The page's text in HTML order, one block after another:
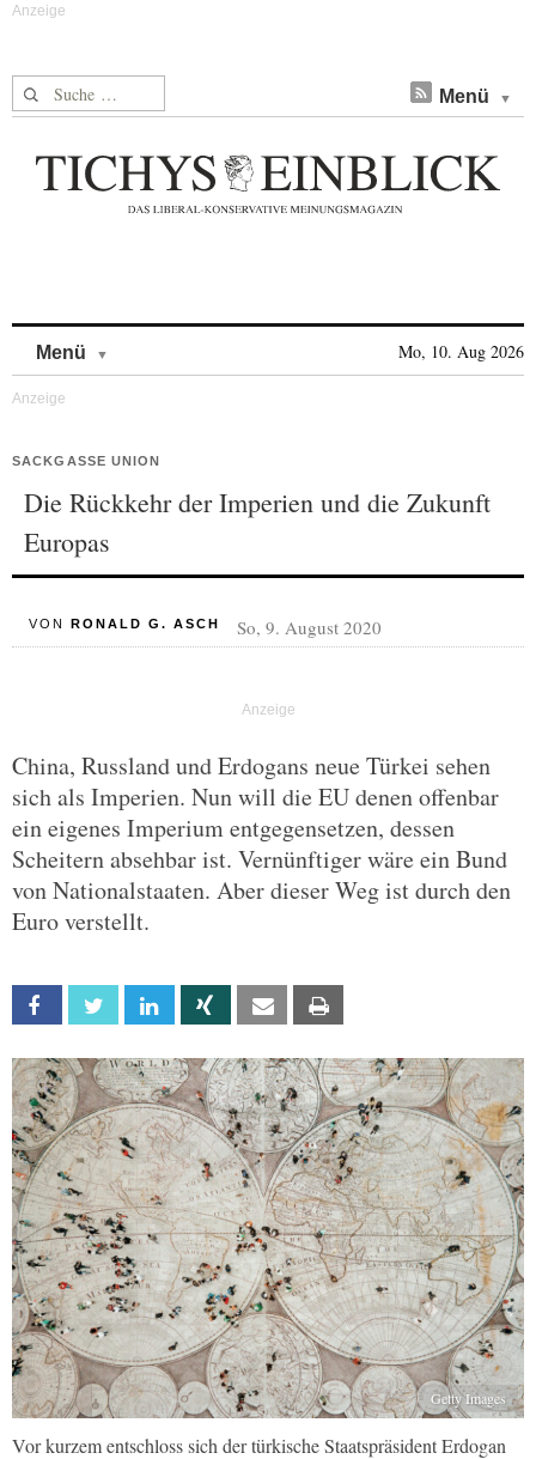
Suche nach: Menü
Menü Mo, 10. Aug 2026
SACKGASSE UNION
Die Rückkehr der Imperien und die Zukunft
Europas
VON RONALD G. ASCH So, 9. August 2020
China, Russland und Erdogans neue Türkei sehen
sich als Imperien. Nun will die EU denen offenbar
ein eigenes Imperium entgegensetzen, dessen
Scheitern absehbar ist. Vernünftiger wäre ein Bund
von Nationalstaaten. Aber dieser Weg ist durch den
Euro verstellt.
Facebook Twitter Linkedin Xing Email
Getty Images
Vor kurzem entschloss sich der türkische Staatspräsident Erdogan